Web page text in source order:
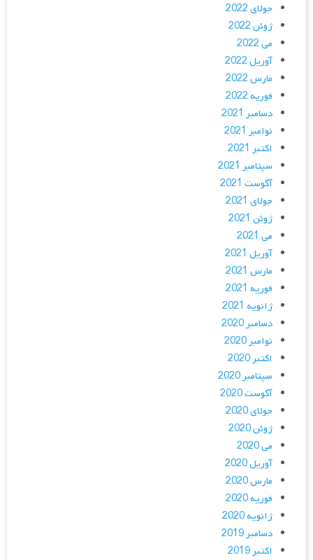
جولای 2022
ژوئن 2022
می 2022
آوریل 2022
مارس 2022
فوریه 2022
دسامبر 2021
نوامبر 2021
اکتبر 2021
سپتامبر 2021
آگوست 2021
جولای 2021
ژوئن 2021
می 2021
آوریل 2021
مارس 2021
فوریه 2021
ژانویه 2021
دسامبر 2020
نوامبر 2020
اکتبر 2020
سپتامبر 2020
آگوست 2020
جولای 2020
ژوئن 2020
می 2020
آوریل 2020
مارس 2020
فوریه 2020
ژانویه 2020
دسامبر 2019
اکتبر 2019